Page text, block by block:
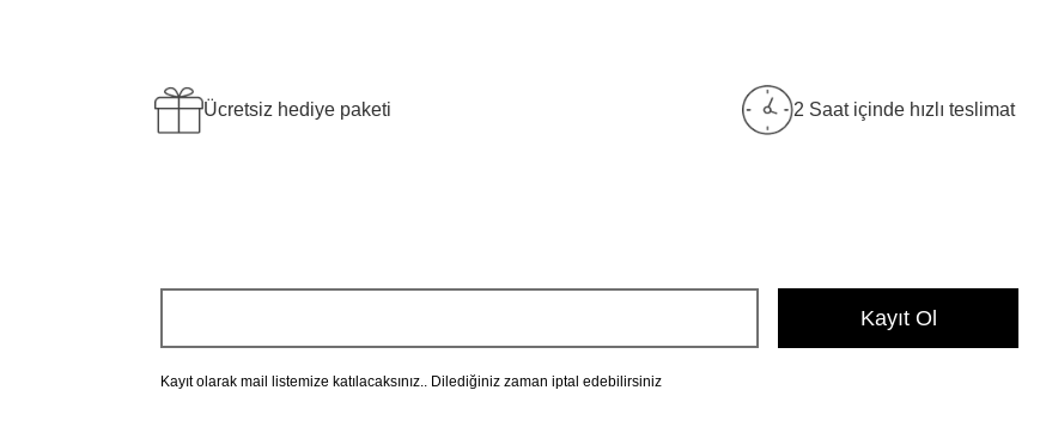
Ücretsiz hediye paketi 2 Saat içinde hızlı teslimat
Kayıt Ol
Kayıt olarak mail listemize katılacaksınız.. Dilediğiniz zaman iptal edebilirsiniz